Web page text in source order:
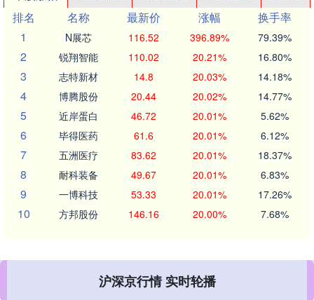
排名
名称 最新价 涨幅
换手率
1
N展芯 116.52 396.89% 79.39%
2 锐翔智能 110.02 20.21% 16.80%
3 志特新材 14.8 20.03% 14.18%
4 博腾股份 20.44 20.02% 14.77%
5 近岸蛋白 46.72 20.01% 5.62%
6 毕得医药 61.6 20.01% 6.12%
7 五洲医疗 83.62 20.01% 18.37%
8 耐科装备 49.67 20.01% 6.83%
9 一博科技 53.33 20.01% 17.26%
10 方邦股份 146.16 20.00% 7.68%
沪深京行情 实时轮播